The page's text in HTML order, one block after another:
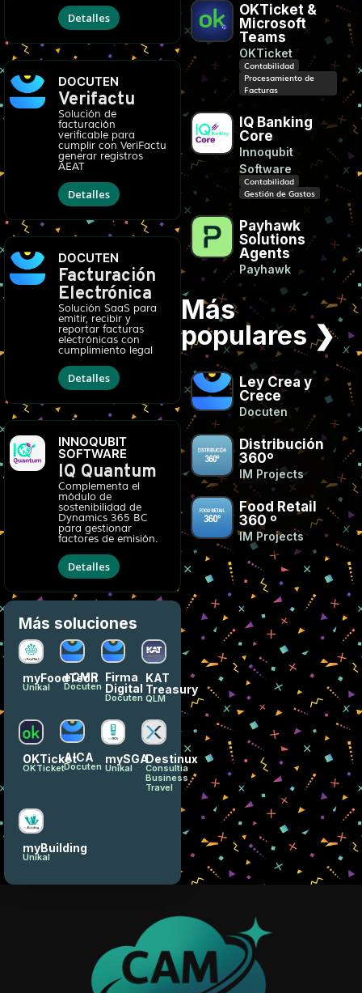
Detalles
DOCUTEN
Verifactu
Solución de
facturación
verificable para
cumplir con VeriFactu
generar registros
AEAT
Detalles
DOCUTEN
Facturación
Electrónica
Solución SaaS para
emitir, recibir y
reportar facturas
electrónicas con
cumplimiento legal
Detalles
INNOQUBIT
SOFTWARE
IQ Quantum
Complementa el
módulo de
sostenibilidad de
Dynamics 365 BC
para gestionar
factores de emisión.
Detalles
Más soluciones
myFoodTech
Unikal
eCMR
Docuten
Firma
Digital
Docuten
KAT
Treasury
QLM
OKTicket
OKTicket
AICA
Docuten
mySGA
Unikal
Destinux
Consultia
Business
Travel
myBuilding
Unikal
OKTicket &
Microsoft
Teams
OKTicket
Contabilidad
Procesamiento de
Facturas
IQ Banking
Core
Innoqubit
Software
Contabilidad
Gestión de Gastos
Payhawk
Solutions
Agents
Payhawk
Más
populares ❯
Ley Crea y
Crece
Docuten
Distribución
360º
IM Projects
Food Retail
360 º
IM Projects